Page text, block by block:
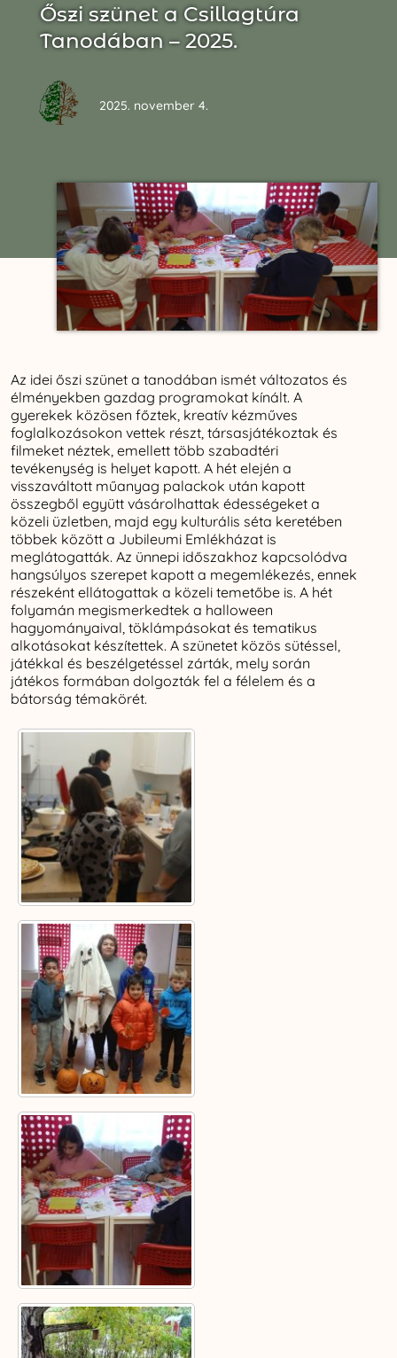
Őszi szünet a Csillagtúra
Tanodában – 2025.
2025. november 4.
Az idei őszi szünet a tanodában ismét változatos és
élményekben gazdag programokat kínált. A
gyerekek közösen főztek, kreatív kézműves
foglalkozásokon vettek részt, társasjátékoztak és
filmeket néztek, emellett több szabadtéri
tevékenység is helyet kapott. A hét elején a
visszaváltott műanyag palackok után kapott
összegből együtt vásárolhattak édességeket a
közeli üzletben, majd egy kulturális séta keretében
többek között a Jubileumi Emlékházat is
meglátogatták. Az ünnepi időszakhoz kapcsolódva
hangsúlyos szerepet kapott a megemlékezés, ennek
részeként ellátogattak a közeli temetőbe is. A hét
folyamán megismerkedtek a halloween
hagyományaival, töklámpásokat és tematikus
alkotásokat készítettek. A szünetet közös sütéssel,
játékkal és beszélgetéssel zárták, mely során
játékos formában dolgozták fel a félelem és a
bátorság témakörét.